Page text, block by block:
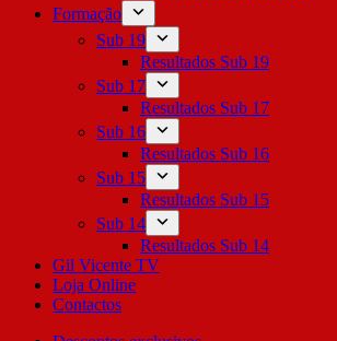
Formação
Sub 19
Resultados Sub 19
Sub 17
Resultados Sub 17
Sub 16
Resultados Sub 16
Sub 15
Resultados Sub 15
Sub 14
Resultados Sub 14
Gil Vicente TV
Loja Online
Contactos